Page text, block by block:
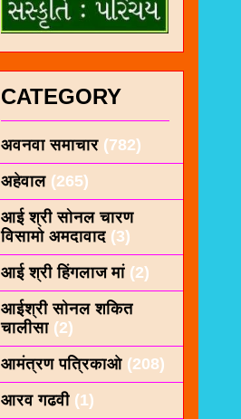
CATEGORY
अवनवा समाचार (782)
अहेवाल (265)
आई श्री सोनल चारण
विसामो अमदावाद (3)
आई श्री हिंगलाज मां (2)
आईश्री सोनल शकित
चालीसा (2)
आमंत्रण पत्रिकाओ (208)
आरव गढवी (1)